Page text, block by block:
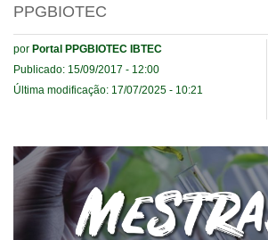
PPGBIOTEC
por Portal PPGBIOTEC IBTEC
Publicado: 15/09/2017 - 12:00
Última modificação: 17/07/2025 - 10:21